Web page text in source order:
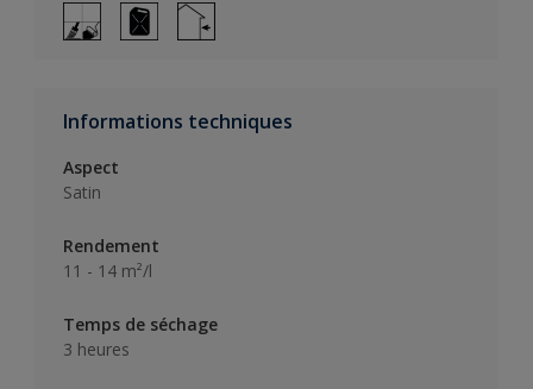
Informations techniques
Aspect
Satin
Rendement
11 - 14 m²/l
Temps de séchage
3 heures